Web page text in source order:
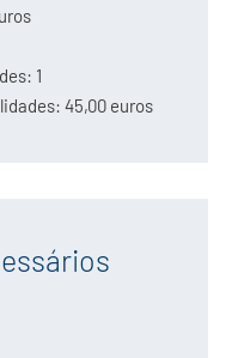
1
45,00 euros